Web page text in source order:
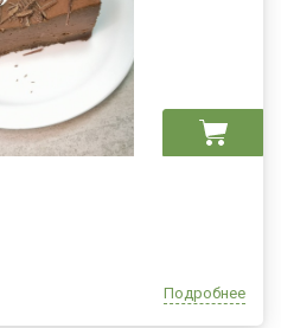
Подробнее